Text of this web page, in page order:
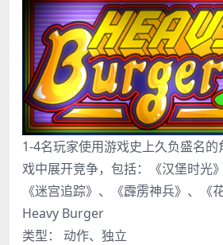
1-4名玩家使用游戏史上久负盛名
戏中展开竞争，包括：《汉堡时光
《迷宫追踪》、《霹雳神兵》、《
Heavy Burger
类型： 动作、独立